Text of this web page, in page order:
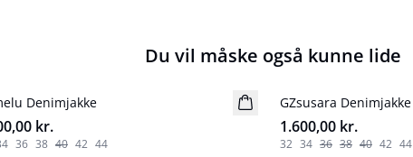
Du vil måske også kunne lide
Denimjakke
kr.
36 38 40 42 44
Nyhed
GZsusara Denimjakke
1.600,00 kr.
32 34 36 38 40 42 44